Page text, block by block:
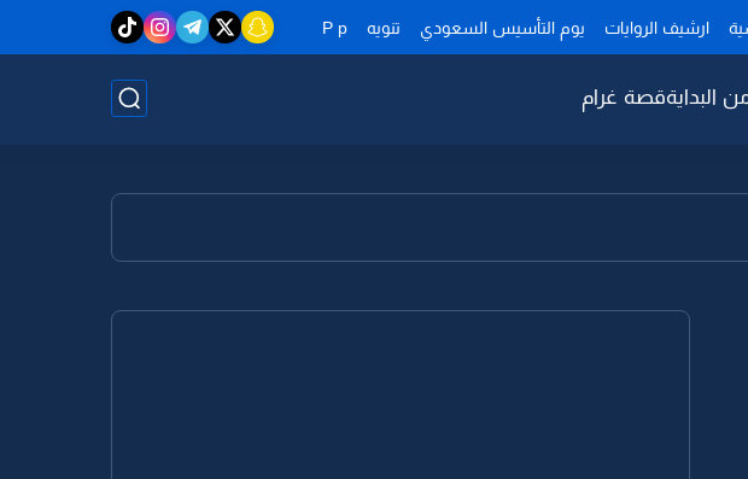
ارشيف الروايات يوم التأسيس السعودي تنويه P p
البدايةقصة غرام